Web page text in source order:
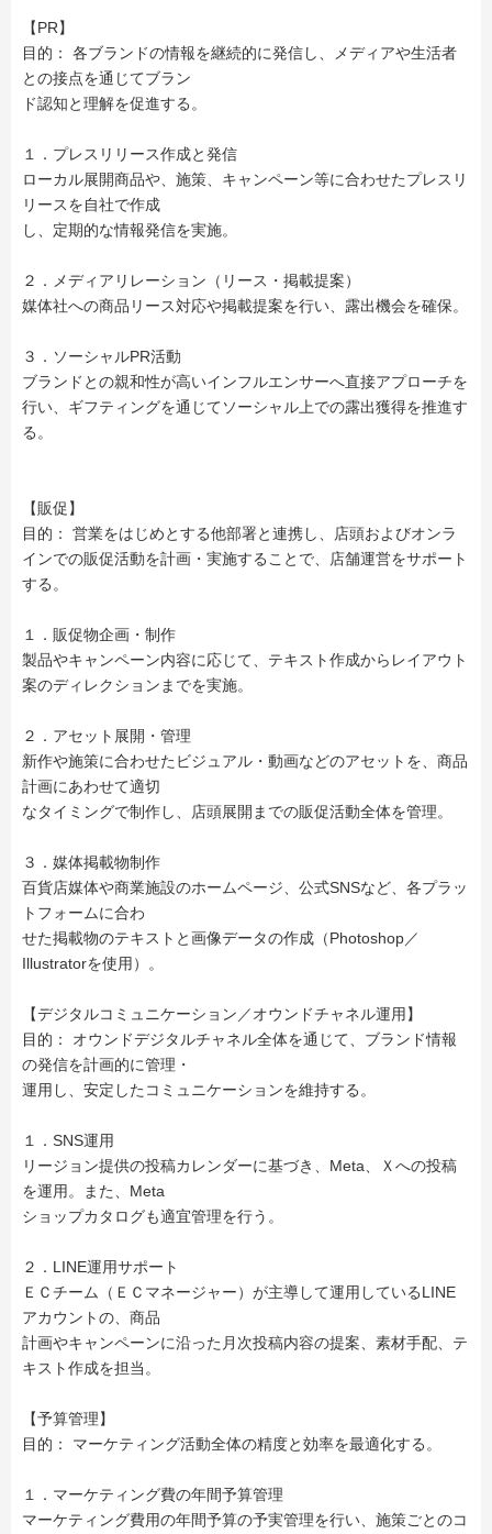
【PR】
目的： 各ブランドの情報を継続的に発信し、メディアや生活者
との接点を通じてブラン
ド認知と理解を促進する。
１．プレスリリース作成と発信
ローカル展開商品や、施策、キャンペーン等に合わせたプレスリ
リースを自社で作成
し、定期的な情報発信を実施。
２．メディアリレーション（リース・掲載提案）
媒体社への商品リース対応や掲載提案を行い、露出機会を確保。
３．ソーシャルPR活動
ブランドとの親和性が高いインフルエンサーへ直接アプローチを
行い、ギフティングを通じてソーシャル上での露出獲得を推進す
る。
【販促】
目的： 営業をはじめとする他部署と連携し、店頭およびオンラ
インでの販促活動を計画・実施することで、店舗運営をサポート
する。
１．販促物企画・制作
製品やキャンペーン内容に応じて、テキスト作成からレイアウト
案のディレクションまでを実施。
２．アセット展開・管理
新作や施策に合わせたビジュアル・動画などのアセットを、商品
計画にあわせて適切
なタイミングで制作し、店頭展開までの販促活動全体を管理。
３．媒体掲載物制作
百貨店媒体や商業施設のホームページ、公式SNSなど、各プラッ
トフォームに合わ
せた掲載物のテキストと画像データの作成（Photoshop／
Illustratorを使用）。
【デジタルコミュニケーション／オウンドチャネル運用】
目的： オウンドデジタルチャネル全体を通じて、ブランド情報
の発信を計画的に管理・
運用し、安定したコミュニケーションを維持する。
１．SNS運用
リージョン提供の投稿カレンダーに基づき、Meta、Ｘへの投稿
を運用。また、Meta
ショップカタログも適宜管理を行う。
２．LINE運用サポート
ＥＣチーム（ＥＣマネージャー）が主導して運用しているLINE
アカウントの、商品
計画やキャンペーンに沿った月次投稿内容の提案、素材手配、テ
キスト作成を担当。
【予算管理】
目的： マーケティング活動全体の精度と効率を最適化する。
１．マーケティング費の年間予算管理
マーケティング費用の年間予算の予実管理を行い、施策ごとのコ